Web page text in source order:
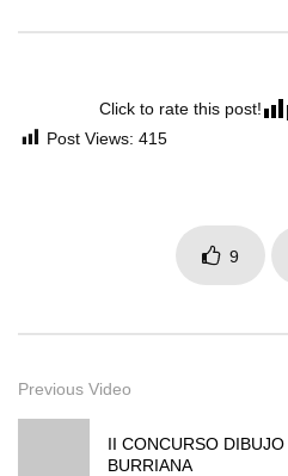
Click to rate this post!
Post Views: 415
9
Previous Video
II CONCURSO
BURRIANA